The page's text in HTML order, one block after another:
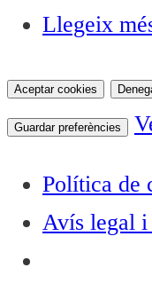
Llegeix
Aceptar cookies
Guardar preferències
Política de
Avís legal